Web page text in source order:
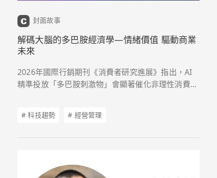
封面故事
解碼大腦的多巴胺經濟學—情緒價值 驅動商業
未來
2026年國際行銷期刊《消費者研究進展》指出，AI
精準投放「多巴胺刺激物」會顯著催化非理性消費，
現」，開啟量化大腦運作的「多巴胺經濟」新局。
# 科技趨勢 # 經營管理